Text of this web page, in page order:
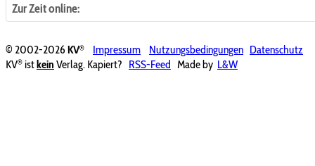
Zur Zeit online:
© 2002-2026KV® Impressum Nutzungsbedingungen Datenschutz
KV® ist kein Verlag. Kapiert? RSS-Feed Made by L&W